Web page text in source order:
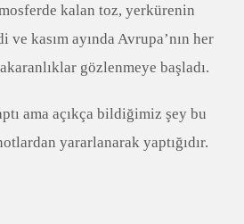
kalan toz, yerkürenin
kasım ayında Avrupa’nın her
gözlenmeye başladı.
ama açıkça bildiğimiz şey bu
yararlanarak yaptığıdır.